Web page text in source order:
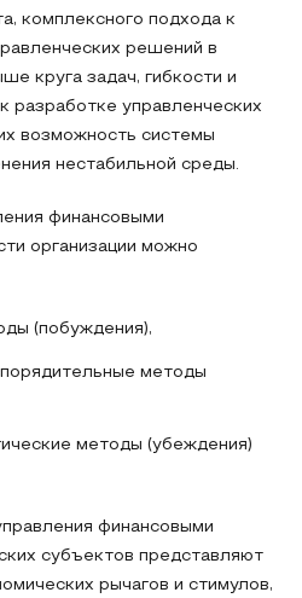
комплексного подхода к
решений в
круга задач, гибкости и
разработке управленческих
возможность системы
нестабильной среды.
финансовыми
организации можно
(побуждения),
методы
методы (убеждения)
финансовыми
субъектов представляют
рычагов и стимулов,